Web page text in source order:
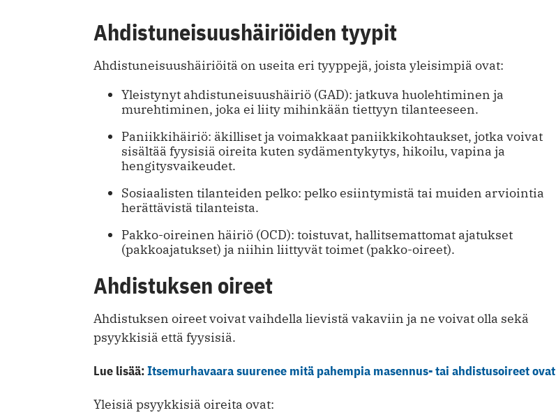
Ahdistuneisuushäiriöiden tyypit
Ahdistuneisuushäiriöitä on useita eri tyyppejä, joista yleisimpiä ovat:
Yleistynyt ahdistuneisuushäiriö (GAD): jatkuva huolehtiminen ja
murehtiminen, joka ei liity mihinkään tiettyyn tilanteeseen.
Paniikkihäiriö: äkilliset ja voimakkaat paniikkikohtaukset, jotka voivat
sisältää fyysisiä oireita kuten sydämentykytys, hikoilu, vapina ja
hengitysvaikeudet.
Sosiaalisten tilanteiden pelko: pelko esiintymistä tai muiden arviointia
herättävistä tilanteista.
Pakko-oireinen häiriö (OCD): toistuvat, hallitsemattomat ajatukset
(pakkoajatukset) ja niihin liittyvät toimet (pakko-oireet).
Ahdistuksen oireet
Ahdistuksen oireet voivat vaihdella lievistä vakaviin ja ne voivat olla sekä
psyykkisiä että fyysisiä.
Lue lisää:Itsemurhavaara suurenee mitä pahempia masennus- tai ahdistusoireet ovat
Yleisiä psyykkisiä oireita ovat: